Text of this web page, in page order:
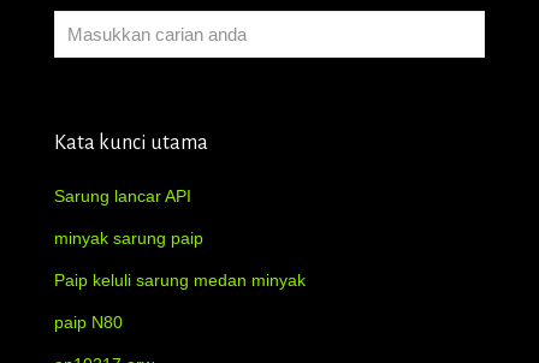
Kata kunci utama
Sarung lancar API
minyak sarung paip
Paip keluli sarung medan minyak
paip N80